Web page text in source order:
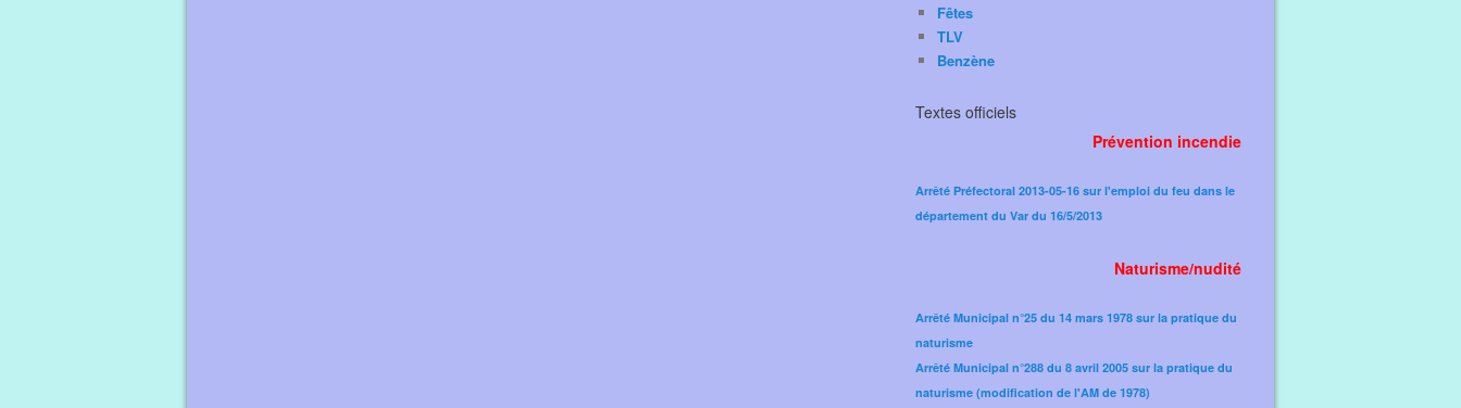
Fêtes
TLV
Benzène
Textes officiels
Prévention incendie
Arrêté Préfectoral 2013-05-16 sur l'emploi du feu dans le
département du Var du 16/5/2013
Naturisme/nudité
Arrêté Municipal n°25 du 14 mars 1978 sur la pratique du
naturisme
Arrêté Municipal n°288 du 8 avril 2005 sur la pratique du
naturisme (modification de l'AM de 1978)​